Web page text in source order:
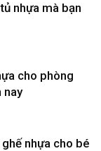
nhựa mà bạn
cho phòng
nay
nhựa cho bé